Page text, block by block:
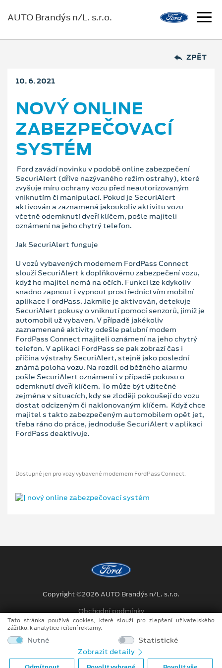
AUTO Brandýs n/L. s.r.o.
ZPĚT
10. 6. 2021
NOVÝ ONLINE
ZABEZPEČOVACÍ
SYSTÉM
Ford zavádí novinku v podobě online zabezpečení
SecuriAlert (dříve nazývaného režim ostrahy), které
zvyšuje míru ochrany vozu před neautorizovaným
vniknutím či manipulací. Pokud je SecuriAlert
aktivován a zaznamená jakoukoliv aktivitu vozu
včetně odemknutí dveří klíčem, pošle majiteli
oznámení na jeho chytrý telefon.
Jak SecuriAlert funguje
U vozů vybavených modemem FordPass Connect
slouží SecuriAlert k doplňkovému zabezpečení vozu,
když ho majitel nemá na očích. Funkci lze kdykoliv
snadno zapnout i vypnout prostřednictvím mobilní
aplikace FordPass. Jakmile je aktivován, detekuje
SecuriAlert pokusy o vniknutí pomocí senzorů, jimiž je
automobil už vybaven. V případě jakékoliv
zaznamenané aktivity odešle palubní modem
FordPass Connect majiteli oznámení na jeho chytrý
telefon. V aplikaci FordPass se pak zobrazí čas i
příčina výstrahy SecuriAlert, stejně jako poslední
známá poloha vozu. Na rozdíl od běžného alarmu
pošle SecuriAlert oznámení i v případě pokusu o
odemknutí dveří klíčem. To může být užitečné
zejména v situacích, kdy se zloději pokoušejí do vozu
dostat odcizeným či naklonovaným klíčem. Když chce
majitel s takto zabezpečeným automobilem opět jet,
třeba ráno do práce, jednoduše SecuriAlert v aplikaci
FordPass deaktivuje.
Dostupné jen pro vozy vybavené modemem FordPass Connect.
Copyright ©2026 AUTO Brandýs n/L. s.r.o.
Obchodní podmínky
Ochrana osobních údajů
Prohlášení o zpracování údajů konečných zákazníků
Při tvorbě videí a obrázků na tomto webu je využíváno kombinace
Tato stránka používá cookies, které slouží pro zlepšení uživatelského
zážitku, k analytice i cílení reklamy.
Nutné
Statistické
Zobrazit detaily